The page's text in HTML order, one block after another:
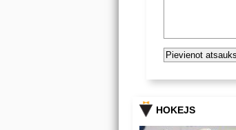
HOKEJS